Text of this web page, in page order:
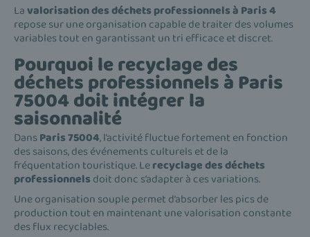
Lavalorisation des déchets professionnels à Paris 4
repose sur une organisation capable de traiter des volumes
variables tout en garantissant un tri efficace et discret.
Pourquoi le recyclage des
déchets professionnels à Paris
75004 doit intégrer la
saisonnalité
Dans Paris 75004, l’activité fluctue fortement en fonction
des saisons, des événements culturels et de la
fréquentation touristique. Lerecyclage des déchets
professionnels doit donc s’adapter à ces variations.
Une organisation souple permet d’absorber les pics de
production tout en maintenant une valorisation constante
des flux recyclables.